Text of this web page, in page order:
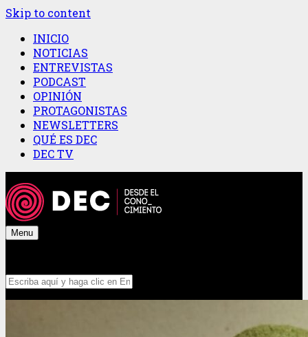
Skip to content
INICIO
NOTICIAS
ENTREVISTAS
PODCAST
OPINIÓN
PROTAGONISTAS
NEWSLETTERS
QUÉ ES DEC
DEC TV
Menu